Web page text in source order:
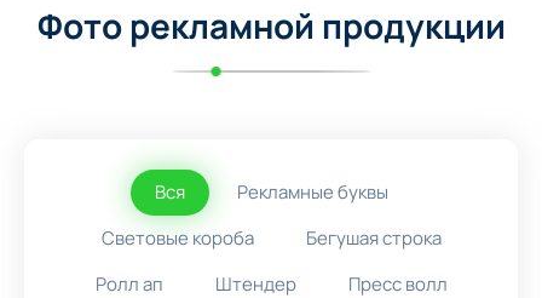
Фото рекламной продукции
Вся
Рекламные буквы
Световые короба
Бегушая строка
Ролл ап
Штендер
Пресс волл